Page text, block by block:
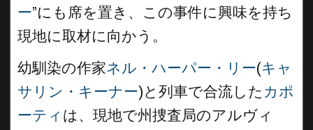
ー”にも席を置き、この事件に興味を持ち
現地に取材に向かう。
幼馴染の作家ネル・ハーパー・リー(キャ
サリン・キーナー)と列車で合流した カポ
ーティ は、現地で州捜査局のアルヴィ